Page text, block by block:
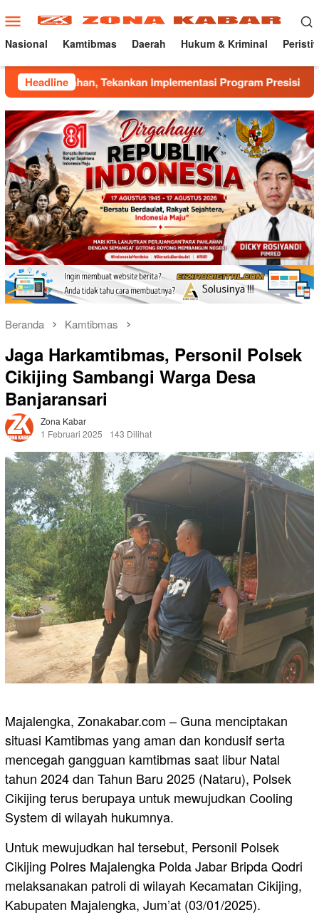
ke
konten
Menu
Mobile
Nasional Kamtibmas Daerah Hukum & Kriminal
HeadlineImplementasi Program Presisi Kapolri
Beranda Kamtibmas
Jaga Harkamtibmas, Personil Polsek
Cikijing Sambangi Warga Desa
Banjaransari
Zona Kabar
1 Februari 2025
143 Dilihat
Majalengka, Zonakabar.com – Guna menciptakan
situasi Kamtibmas yang aman dan kondusif serta
mencegah gangguan kamtibmas saat libur Natal
tahun 2024 dan Tahun Baru 2025 (Nataru), Polsek
Cikijing terus berupaya untuk mewujudkan Cooling
System di wilayah hukumnya.
Untuk mewujudkan hal tersebut, Personil Polsek
Cikijing Polres Majalengka Polda Jabar Bripda Qodri
melaksanakan patroli di wilayah Kecamatan Cikijing,
Kabupaten Majalengka, Jum’at (03/01/2025).